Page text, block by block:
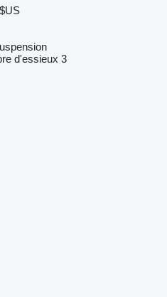
d'essieux 3